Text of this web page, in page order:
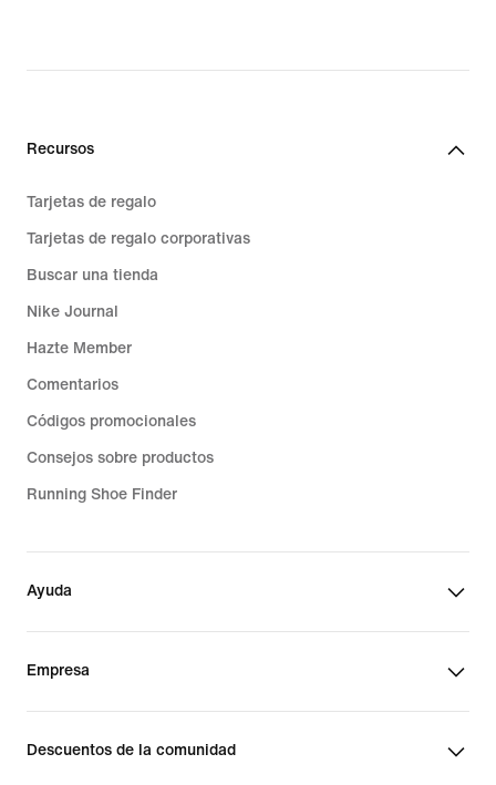
Recursos
Tarjetas de regalo
Tarjetas de regalo corporativas
Buscar una tienda
Nike Journal
Hazte Member
Comentarios
Códigos promocionales
Consejos sobre productos
Running Shoe Finder
Ayuda
Empresa
Descuentos de la comunidad